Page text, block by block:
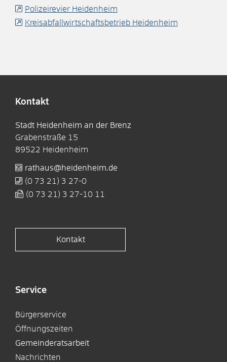
Polizeirevier Heidenheim
Kreisabfallwirtschaftsbetrieb Heidenheim
Kontakt
Stadt Heidenheim an der Brenz
Grabenstraße 15
89522 Heidenheim
rathaus@heidenheim.de
(0 73 21) 3 27-0
(0 73 21) 3 27-10 11
Kontakt
Service
Bürgerservice
Öffnungszeiten
Gemeinderatsarbeit
Nachrichten